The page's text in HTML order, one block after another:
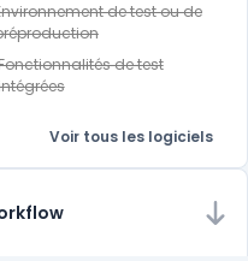
de test ou de
de test
Voir tous les logiciels